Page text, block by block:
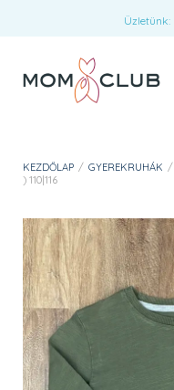
Üzletünk:
KEZDŐLAP / GYEREKRUHÁK /
) 110|116